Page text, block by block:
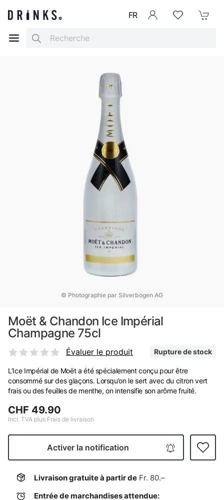
FR
Search
© Photographie par Silverbogen AG
Moët & Chandon Ice Impérial
Champagne 75cl
Évaluer le produit Rupture de stock
L’Ice Impérial de Moët a été spécialement conçu pour être
consommé sur des glaçons. Lorsqu’on le sert avec du citron vert
frais ou des feuilles de menthe, on intensifie son arôme fruité.
CHF 49.90
Incl. TVA plus Frais de livraison
Activer la notification
Livraison gratuite à partir de Fr. 80.–
Entrée de marchandises attendue: